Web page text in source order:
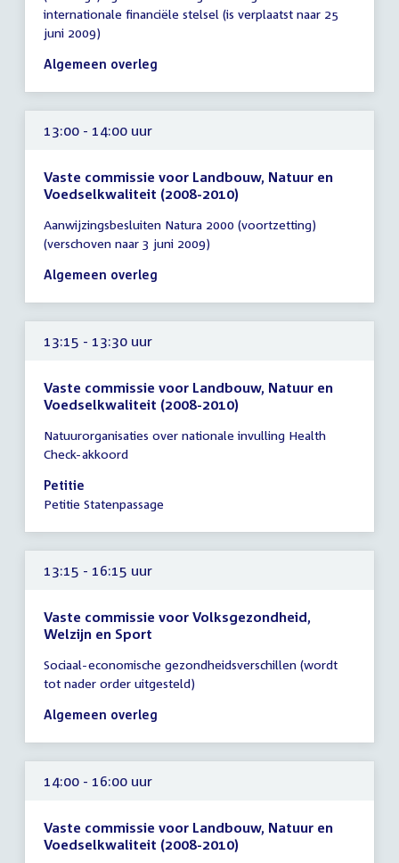
13:00
-
16:00
internationale financiële stelsel (is verplaatst naar 25
juni 2009)
Algemeen overleg
13:00 - 14:00 uur
Vaste commissie voor Landbouw, Natuur en
Voedselkwaliteit (2008-2010)
vergadering
13:00
-
uur
Aanwijzingsbesluiten Natura 2000 (voortzetting)
(verschoven naar 3 juni 2009)
Algemeen overleg
13:15 - 13:30 uur
Vaste commissie voor Landbouw, Natuur en
Voedselkwaliteit (2008-2010)
vergadering
13:15
-
13:30
Natuurorganisaties over nationale invulling Health
Check-akkoord
Petitie
Petitie Statenpassage
13:15 - 16:15 uur
Vaste commissie voor Volksgezondheid,
Welzijn en Sport
vergadering
13:15
-
uur
Sociaal-economische gezondheidsverschillen (wordt
tot nader order uitgesteld)
Algemeen overleg
14:00 - 16:00 uur
Vaste commissie voor Landbouw, Natuur en
Voedselkwaliteit (2008-2010)